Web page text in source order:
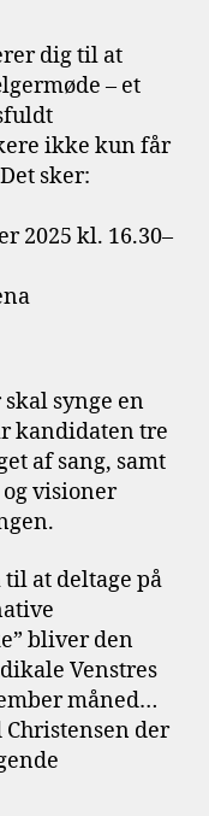
dig til at
– et
ikke kun får
sker:
2025 kl. 16.30–
synge en
kandidaten tre
af sang, samt
visioner
at deltage på
bliver den
Venstres
måned…
der